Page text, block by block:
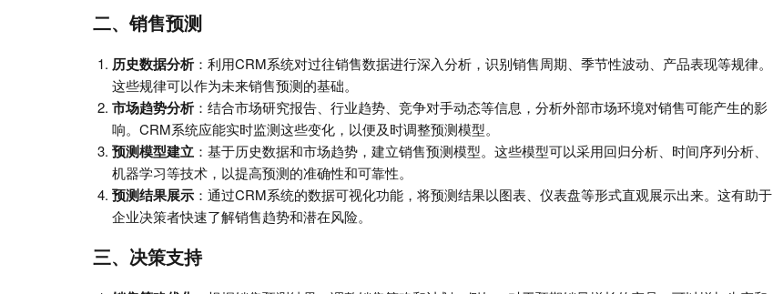
二、销售预测
历史数据分析：利用CRM系统对过往销售数据进行深入分析，识别销售周期、季节性波动、产品表现等规律。
这些规律可以作为未来销售预测的基础。
市场趋势分析：结合市场研究报告、行业趋势、竞争对手动态等信息，分析外部市场环境对销售可能产生的影
响。CRM系统应能实时监测这些变化，以便及时调整预测模型。
预测模型建立 ：基于历史数据和市场趋势，建立销售预测模型。这些模型可以采用回归分析、时间序列分析、
机器学习等技术，以提高预测的准确性和可靠性。
预测结果展示 ：通过CRM系统的数据可视化功能，将预测结果以图表、仪表盘等形式直观展示出来。这有助于
企业决策者快速了解销售趋势和潜在风险。
三、决策支持